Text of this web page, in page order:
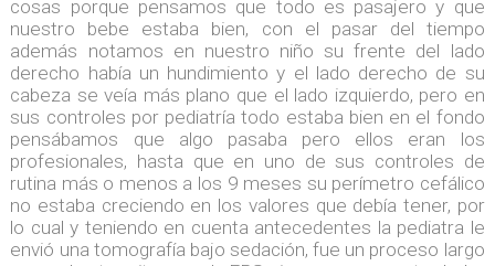
cosas porque pensamos que todo es pasajero y que
nuestro bebe estaba bien, con el pasar del tiempo
además notamos en nuestro niño su frente del lado
derecho había un hundimiento y el lado derecho de su
cabeza se veía más plano que el lado izquierdo, pero en
sus controles por pediatría todo estaba bien en el fondo
pensábamos que algo pasaba pero ellos eran los
profesionales, hasta que en uno de sus controles de
rutina más o menos a los 9 meses su perímetro cefálico
no estaba creciendo en los valores que debía tener, por
lo cual y teniendo en cuenta antecedentes la pediatra le
envió una tomografía bajo sedación, fue un proceso largo